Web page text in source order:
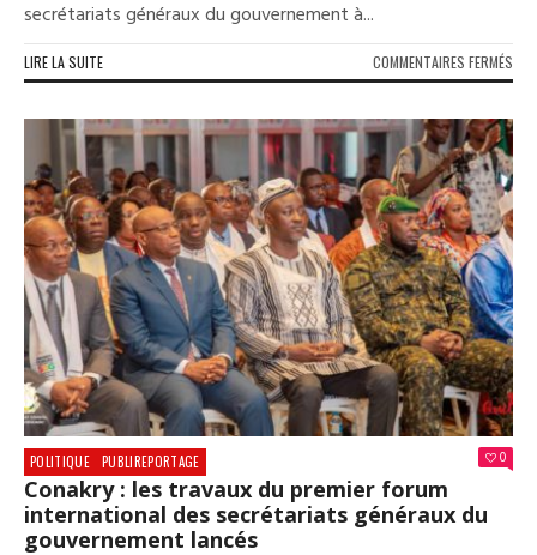
secrétariats généraux du gouvernement à...
LIRE LA SUITE COMMENTAIRES FERMÉS
FIN
DU
1ER
DES
LE
DU
DES
POLITIQUE PUBLIREPORTAGE 0
Conakry : les travaux du premier forum
international des secrétariats généraux du
gouvernement lancés